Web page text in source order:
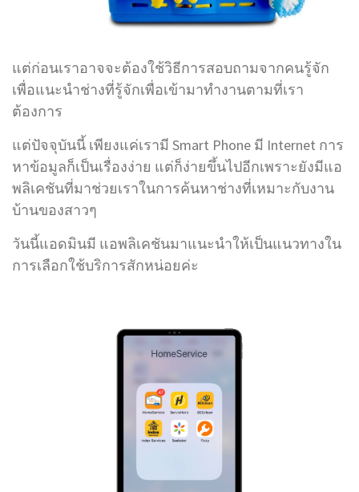
แต่ก่อนเราอาจจะต้องใช้วิธีการสอบถามจากคนรู้จัก
เพื่อแนะนำช่างที่รู้จักเพื่อเข้ามาทำงานตามที่เรา
ต้องการ
แต่ปัจจุบันนี้ เพียงแค่เรามี Smart Phone มี Internet การ
หาข้อมูลก็เป็นเรื่องง่าย แต่ก็ง่ายขึ้นไปอีกเพราะยังมีแอ
พลิเคชันที่มาช่วยเราในการค้นหาช่างที่เหมาะกับงาน
บ้านของสาวๆ
วันนี้แอดมินมี แอพลิเคชันมาแนะนำให้เป็นแนวทางใน
การเลือกใช้บริการสักหน่อยค่ะ